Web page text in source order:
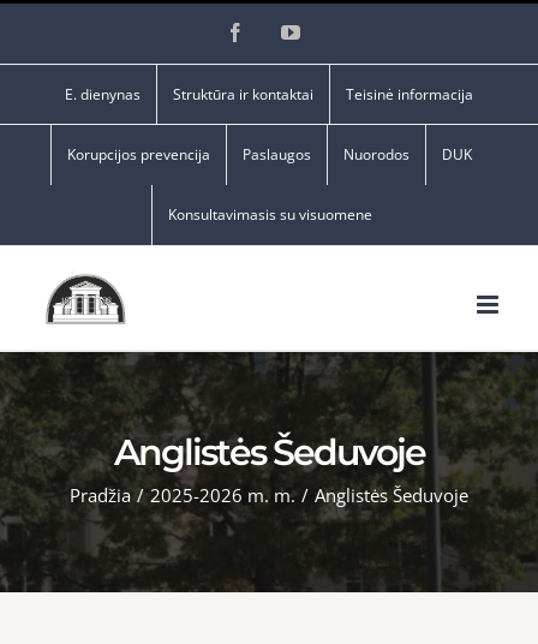
FacebookYouTube
E. dienynas Struktūra ir kontaktai Teisinė informacija
Korupcijos prevencija Paslaugos Nuorodos DUK
Konsultavimasis su visuomene
Anglistės Šeduvoje
Pradžia / 2025-2026 m. m. / Anglistės Šeduvoje